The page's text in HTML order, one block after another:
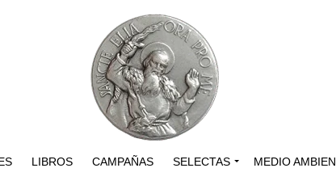
LIBROS CAMPAÑAS SELECTAS MEDIO